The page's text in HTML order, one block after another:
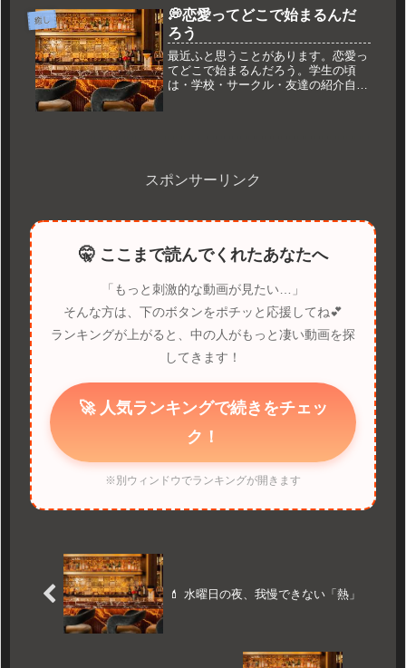
途半端な時間昼のこの時間って、何か
をするには遅くて、何もしないには...
癒し
💭恋愛ってどこで始まるんだ
ろう
最近ふと思うことがあります。恋愛っ
てどこで始まるんだろう。学生の頃
は・学校・サークル・友達の紹介自然
スポンサーリンク
🤫 ここまで読んでくれたあなたへ
「もっと刺激的な動画が見たい…」
そんな方は、下のボタンをポチッと応援してね💕
ランキングが上がると、中の人がもっと凄い動画を探
してきます！
🚀 人気ランキングで続きをチェッ
ク！
※別ウィンドウでランキングが開きます
💄 水曜日の夜、我慢できない「熱」